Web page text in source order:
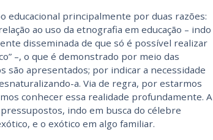
educacional principalmente por duas razões:
ao uso da etnografia em educação – indo
disseminada de que só é possível realizar
–, o que é demonstrado por meio das
são apresentados; por indicar a necessidade
a. Via de regra, por estarmos
conhecer essa realidade profundamente. A
indo em busca do célebre
e o exótico em algo familiar.